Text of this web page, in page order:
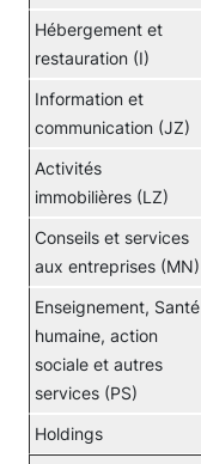
Hébergement et
restauration (I)
Information et
communication (JZ)
Activités
immobilières (LZ)
Conseils et services
aux entreprises (MN)
Enseignement, Santé
humaine, action
sociale et autres
services (PS)
Holdings